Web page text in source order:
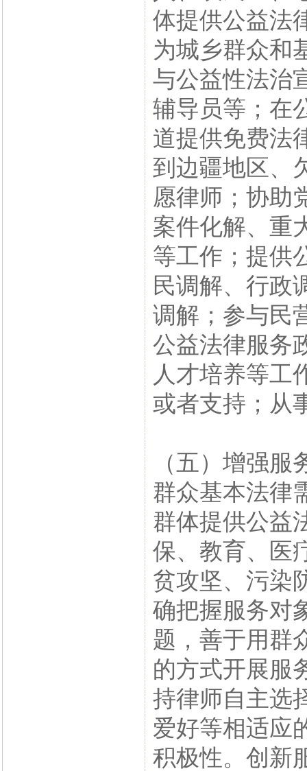
体提供公益法
为城乡群众和
与公益性法治
辅导员等；在
道提供免费法
到边疆地区、
愿律师；协助
案件化解、重
等工作；提供
民调解、行政
调解；参与民
公益法律服务
人才培养等工
或者支持；从
（五）增强
群众基本法律
群体提供公益
保、教育、医
贫攻坚、污染
确把握服务对
题，善于用群
的方式开展服
持律师自主选
爱好等相适应
积极性。创新